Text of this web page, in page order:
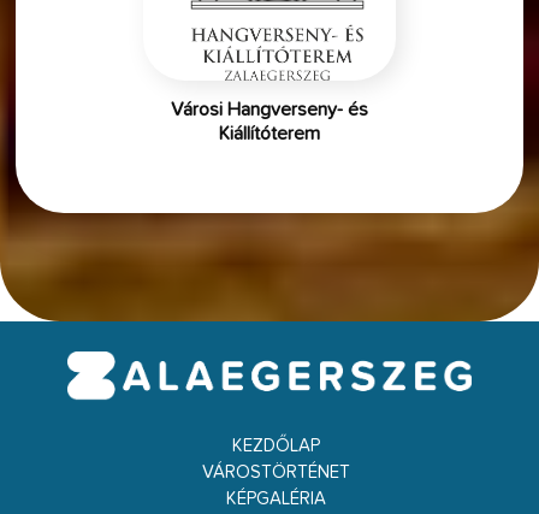
Városi Hangverseny- és
Kiállítóterem
KEZDŐLAP
VÁROSTÖRTÉNET
KÉPGALÉRIA